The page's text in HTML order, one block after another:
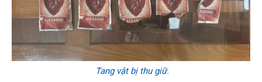
Tang vật bị thu giữ.